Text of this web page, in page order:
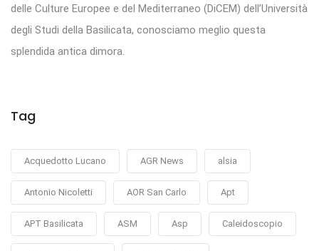
delle Culture Europee e del Mediterraneo (DiCEM) dell’Università
degli Studi della Basilicata, conosciamo meglio questa
splendida antica dimora.
Tag
Acquedotto Lucano AGR News alsia
Antonio Nicoletti AOR San Carlo Apt
APT Basilicata ASM Asp Caleidoscopio